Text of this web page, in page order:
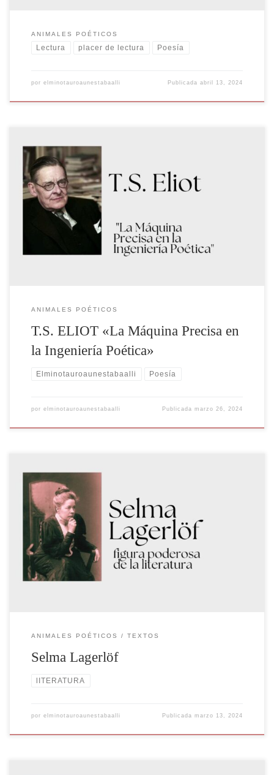
ANIMALES POÉTICOS
Lectura placer de lectura Poesía
por elminotauroaunestabaalli Publicadaabril 13, 2024
La Maestría de la Precisión en la Poesía Thomas Stearns Eliot,
conocido universalmente como T.S. Eliot, es uno de los poetas más
influyentes del siglo XX. Su obra, caracterizada por su profunda
reflexión sobre la condición humana y su experimentación con la
forma poética, destaca especialmente por su precisión en […]
ANIMALES POÉTICOS
T.S. ELIOT «La Máquina Precisa en
la Ingeniería Poética»
Elminotauroaunestabaalli Poesía
por elminotauroaunestabaalli Publicadamarzo 26, 2024
Selma Lagerlöf fue una destacada escritora sueca, reconocida por sus
obras literarias que fusionaban la tradición oral sueca con elementos
fantásticos y alegóricos. Lagerlöf nació el 20 de noviembre de 1858
en Östra Emterwik, una pequeña localidad en Suecia. Su amor por la
narración y la escritura comenzó temprano en […]
ANIMALES POÉTICOS TEXTOS
Selma Lagerlöf
lITERATURA
por elminotauroaunestabaalli Publicadamarzo 13, 2024